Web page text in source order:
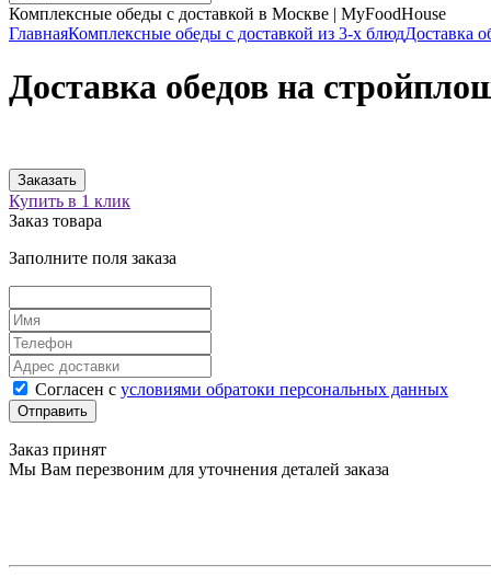
Комплексные обеды с доставкой в Москве | MyFoodHouse
ГлавнаяКомплексные обеды с доставкой из 3-х блюдДоставка
Доставка обедов на
Заказать
Купить в 1 клик
Заказ товара
Заполните поля заказа
Согласен с условиями обратоки персональных данных
Заказ принят
Мы Вам перезвоним для уточнения деталей заказа